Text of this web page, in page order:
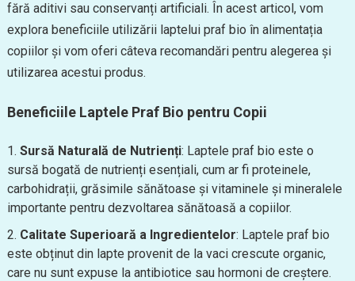
fără aditivi sau conservanți artificiali. În acest articol, vom
explora beneficiile utilizării laptelui praf bio în alimentația
copiilor și vom oferi câteva recomandări pentru alegerea și
utilizarea acestui produs.
Beneficiile Laptele Praf Bio pentru Copii
Sursă Naturală de Nutrienți: Laptele praf bio este o
sursă bogată de nutrienți esențiali, cum ar fi proteinele,
carbohidrații, grăsimile sănătoase și vitaminele și mineralele
importante pentru dezvoltarea sănătoasă a copiilor.
Calitate Superioară a Ingredientelor: Laptele praf bio
este obținut din lapte provenit de la vaci crescute organic,
care nu sunt expuse la antibiotice sau hormoni de creștere.